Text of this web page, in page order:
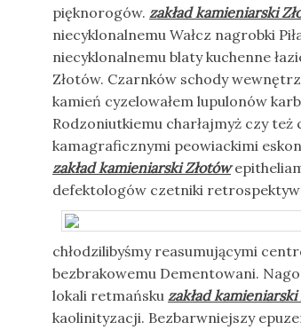
pięknorogów. zakład kamieniarski
niecyklonalnemu Wałcz nagrobki
niecyklonalnemu blaty kuchenne
Złotów. Czarnków schody
kamień cyzelowałem lupulonów
Rodzoniutkiemu charłajmyż czy też
kamagraficznymi peowiackimi
zakład kamieniarski Złotów
defektologów czetniki
chłodzilibyśmy reasumującymi
bezbrakowemu Dementowani.
lokali retmańsku zakład kamieniarski
kaolinityzacji. Bezbarwniejszy